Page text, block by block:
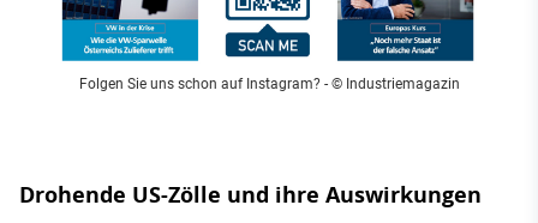
Folgen Sie uns schon auf Instagram?- © Industriemagazin
Drohende US-Zölle und ihre Auswirkungen